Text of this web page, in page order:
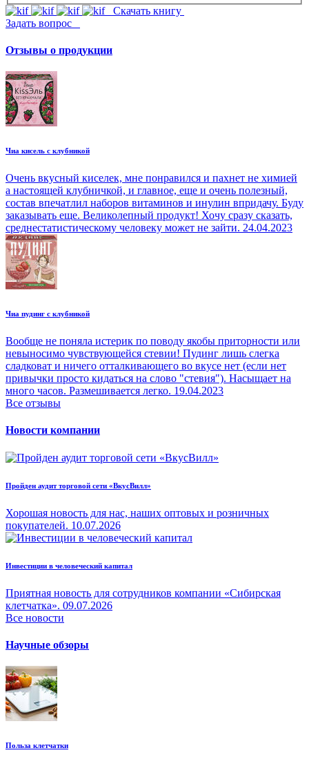
Скачать книгу
Задать вопрос
Отзывы о продукции
Чиа кисель с клубникой
Очень вкусный киселек, мне понравился и пахнет не химией
а настоящей клубничкой, и главное, еще и очень полезный,
состав впечатлил наборов витаминов и инулин впридачу. Буду
заказывать еще. Великолепный продукт! Хочу сразу сказать,
среднестатистическому человеку может не зайти. 24.04.2023
Чиа пудинг с клубникой
Вообще не поняла истерик по поводу якобы приторности или
невыносимо чувствующейся стевии! Пудинг лишь слегка
сладковат и ничего отталкивающего во вкусе нет (если нет
привычки просто кидаться на слово "стевия"). Насыщает на
много часов. Размешивается легко. 19.04.2023
Все отзывы
Новости компании
Пройден аудит торговой сети «ВкусВилл»
Хорошая новость для нас, наших оптовых и розничных
покупателей. 10.07.2026
Инвестиции в человеческий капитал
Приятная новость для сотрудников компании «Сибирская
клетчатка». 09.07.2026
Все новости
Научные обзоры
Польза клетчатки